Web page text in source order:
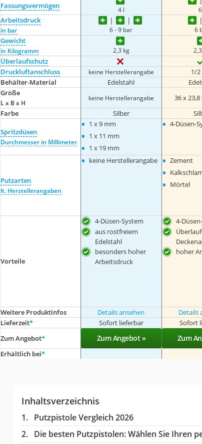
Fassungsvermögen 4 l
Arbeitsdruck
in bar 6 - 9 bar 6
Gewicht
in Kilogramm 2,3 kg
Überlaufschutz
Druckluftanschluss
keine Herstellerangabe 1/2
Behälter-Material Edelstahl
Größe
L x B x H
keine Herstellerangabe 36 x 23,8
Farbe
Silber
Spritzdüsen
Durchmesser in Millimeter
• 1 x 9 mm
• 1 x 11 mm
• 1 x 19 mm
• 4-Düsen-
Putzarten
lt. Herstellerangaben
• keine Herstellerangabe • Zement
•
• Mörtel
Vorteile
4-Düsen-System
aus rostfreiem
Edelstahl
besonders hoher
Arbeitsdruck
4-
hoher
Weitere Produktinfos Details ansehen Details
Lieferzeit* Sofort lieferbar Sofort
Zum Angebot* Zum Angebot » Zum
Erhältlich bei*
Inhaltsverzeichnis
Putzpistole Vergleich 2026
Die besten Putzpistolen:Wählen Sie Ihren